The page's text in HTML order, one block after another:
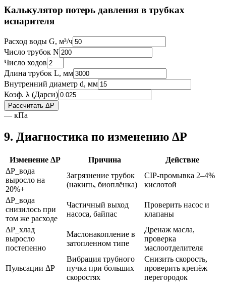
Калькулятор потерь давления в трубках
испарителя
Расход воды G, м³/ч
Число трубок N
Число ходов
Длина трубок L, мм
Внутренний диаметр d, мм
Коэф. λ (Дарси)
Рассчитать ΔP
— кПа
9. Диагностика по изменению ΔP
Изменение ΔP Причина
Действие
ΔP_вода
выросло на
20%+
Загрязнение трубок
(накипь, биоплёнка)
CIP-промывка 2–4%
кислотой
ΔP_вода
снизилось при
том же расходе
Частичный выход
насоса, байпас
Проверить насос и
клапаны
ΔP_хлад
выросло
постепенно
Маслонакопление в
затопленном типе
Дренаж масла,
проверка
маслоотделителя
Пульсации ΔP
Вибрация трубного
пучка при больших
скоростях
Снизить скорость,
проверить крепёж
перегородок